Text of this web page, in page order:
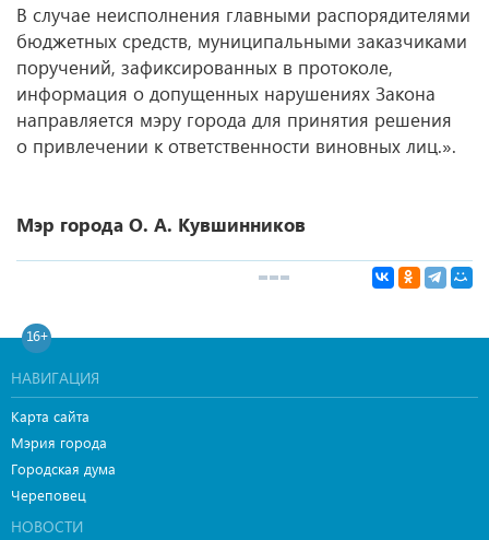
В случае неисполнения главными распорядителями
бюджетных средств, муниципальными заказчиками
поручений, зафиксированных в протоколе,
информация о допущенных нарушениях Закона
направляется мэру города для принятия решения
о привлечении к ответственности виновных лиц.».
Мэр города О. А. Кувшинников
16+
НАВИГАЦИЯ
Карта сайта
Мэрия города
Городская дума
Череповец
НОВОСТИ